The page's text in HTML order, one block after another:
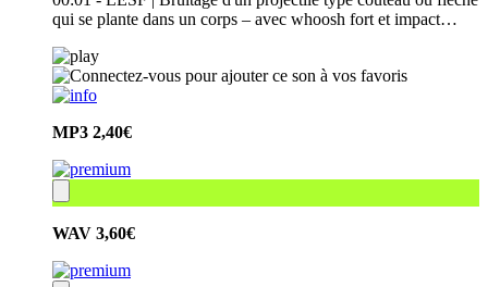
qui se plante dans un corps – avec whoosh fort et impact…
MP3 2,40€
WAV 3,60€